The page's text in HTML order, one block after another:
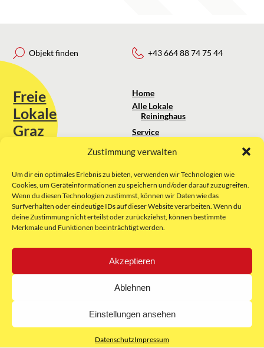
Zustimmung verwalten
Um dir ein optimales Erlebnis zu bieten, verwenden wir Technologien wie
Cookies, um Geräteinformationen zu speichern und/oder darauf zuzugreifen.
Wenn du diesen Technologien zustimmst, können wir Daten wie das
Surfverhalten oder eindeutige IDs auf dieser Website verarbeiten. Wenn du
deine Zustimmung nicht erteilst oder zurückziehst, können bestimmte
Merkmale und Funktionen beeinträchtigt werden.
Akzeptieren
Ablehnen
Einstellungen ansehen
DatenschutzImpressum
Objekt finden
Freie
Lokale
Graz
Sie erreichen uns unter:
kontakt@freielokale-graz.at
Website by Rubikon Werbeagentur
GmbH
+43 664 88 74 75 44
Home
Alle Lokale
Reininghaus
Service
Über uns
Impressum
AGB
Datenschutz
E-Mail